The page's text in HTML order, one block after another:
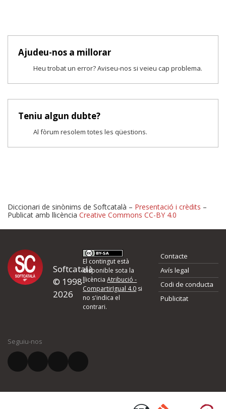
Ajudeu-nos a millorar
Heu trobat un error? Aviseu-nos si veieu cap problema.
Teniu algun dubte?
Al fòrum resolem totes les qüestions.
Proposeu-nos millores o
d'errors
Si heu trobat un error o voleu proposar alguna millora, ompliu els
quina és la millora que proposeu o l'error del qual voleu informar-
El vostre correu electrònic *
Diccionari de sinònims de Softcatalà – Presentació i crèdits –
Publicat amb llicència Creative Commons CC-BY 4.0
Softcatalà
© 1998-
2026
El contingut està
disponible sota la
llicènciaAtribució -
CompartirIgual 4.0 si
no s'indica el
contrari.
Contacte
Avís legal
Codi de conducta
Publicitat
Seguiu-nos